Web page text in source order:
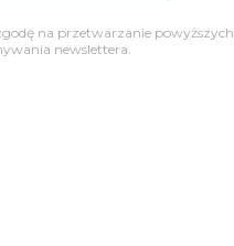
na przetwarzanie powyższych
newslettera.